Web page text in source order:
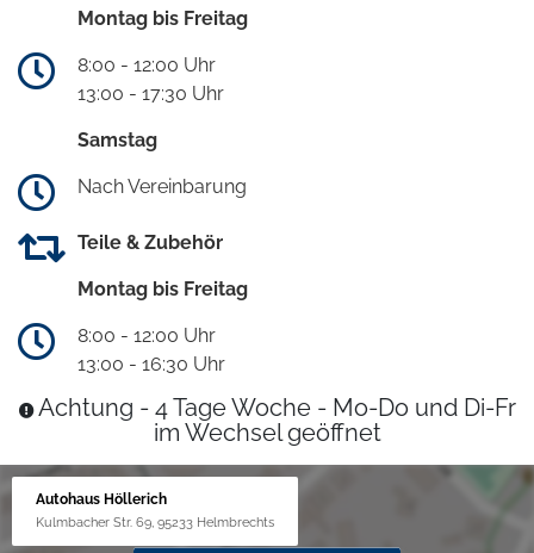
Montag bis Freitag
8:00 - 12:00 Uhr
13:00 - 17:30 Uhr
Samstag
Nach Vereinbarung
Teile & Zubehör
Montag bis Freitag
8:00 - 12:00 Uhr
13:00 - 16:30 Uhr
Achtung - 4 Tage Woche - Mo-Do und Di-Fr
im Wechsel geöffnet
Autohaus Höllerich
Kulmbacher Str. 69, 95233 Helmbrechts